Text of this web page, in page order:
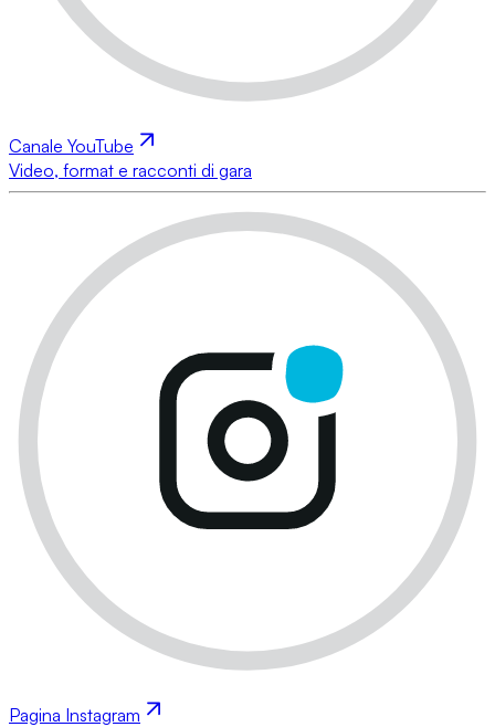
Canale YouTube
Video, format e racconti di gara
Pagina Instagram